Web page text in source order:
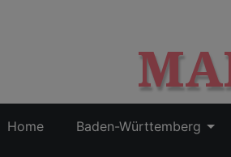
Home Baden-Württemberg